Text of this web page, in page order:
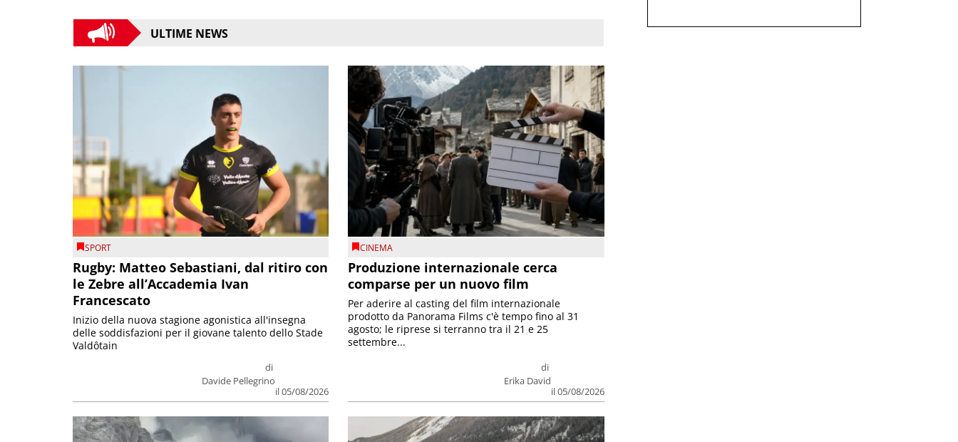
ULTIME NEWS
SPORT
Rugby: Matteo Sebastiani, dal ritiro con
le Zebre all’Accademia Ivan
Francescato
di
Davide Pellegrino
il 05/08/2026
Inizio della nuova stagione agonistica all'insegna
delle soddisfazioni per il giovane talento dello Stade
Valdôtain
CINEMA
Produzione internazionale cerca
comparse per un nuovo film
di
Erika David
il 05/08/2026
Per aderire al casting del film internazionale
prodotto da Panorama Films c'è tempo fino al 31
agosto; le riprese si terranno tra il 21 e 25
settembre...